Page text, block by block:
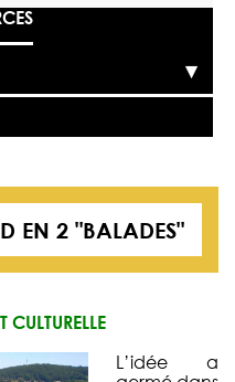
EN 2 "BALADES"
L’idée a